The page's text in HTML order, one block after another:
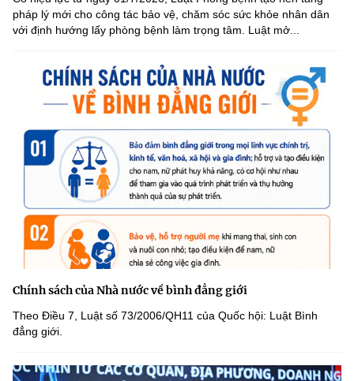
pháp lý mới cho công tác bảo vệ, chăm sóc sức khỏe nhân dân
với định hướng lấy phòng bệnh làm trọng tâm. Luật mở...
Chính sách của Nhà nước về bình đẳng giới
Theo Điều 7, Luật số 73/2006/QH11 của Quốc hội: Luật Bình
đẳng giới.